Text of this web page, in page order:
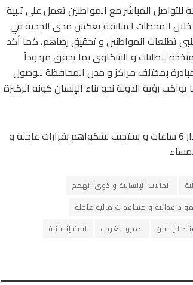
للتواصل المباشر مع المواطنين تعمل على تلبية
خلال المحطات السابقة يعكس مدى الجدية في
تطلعات المواطنين و تحقيق رضاهم، كما أكد
للطلبات و الشكاوى بما يحقق مردوداً
بمختلف مراكز و مدن المحافظة للوصول
رؤية الدولة نحو بناء الإنسان كونه الركيزة
الحالات الإنسانية و ذوى الهمم
غذائية و مساعدات مالية عاجلة
الإنسان عمرو الغريب
لفتة إنسانية